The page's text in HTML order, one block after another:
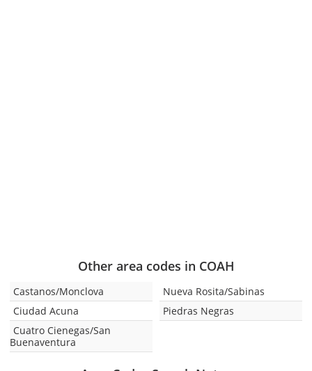
Other area codes in COAH
Castanos/Monclova
Ciudad Acuna
Cuatro Cienegas/San
Buenaventura
Nueva Rosita/Sabinas
Piedras Negras